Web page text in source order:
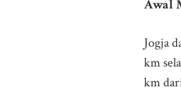
Awal
Jogja
km
km